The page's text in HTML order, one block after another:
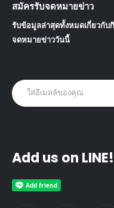
สมัครรับจดหมายข่าว
รับข้อมูลล่าสุดทั้งหมดเกี่ยวกับ
จดหมายข่าววันนี้
Add us on LINE!